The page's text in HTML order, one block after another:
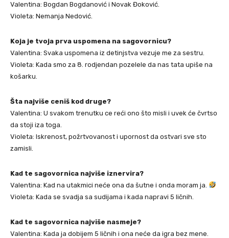
Valentina: Bogdan Bogdanović i Novak Đoković.
Violeta: Nemanja Nedović.
Koja je tvoja prva uspomena na sagovornicu?
Valentina: Svaka uspomena iz detinjstva vezuje me za sestru.
Violeta: Kada smo za 8. rodjendan pozelele da nas tata upiše na
košarku.
Šta najviše ceniš kod druge?
Valentina: U svakom trenutku ce reći ono što misli i uvek će čvrtso
da stoji iza toga.
Violeta: Iskrenost, požrtvovanost i upornost da ostvari sve sto
zamisli.
Kad te sagovornica najviše iznervira?
Valentina: Kad na utakmici neće ona da šutne i onda moram ja.
Violeta: Kada se svadja sa sudijama i kada napravi 5 ličnih.
Kad te sagovornica najviše nasmeje?
Valentina: Kada ja dobijem 5 ličnih i ona neće da igra bez mene.